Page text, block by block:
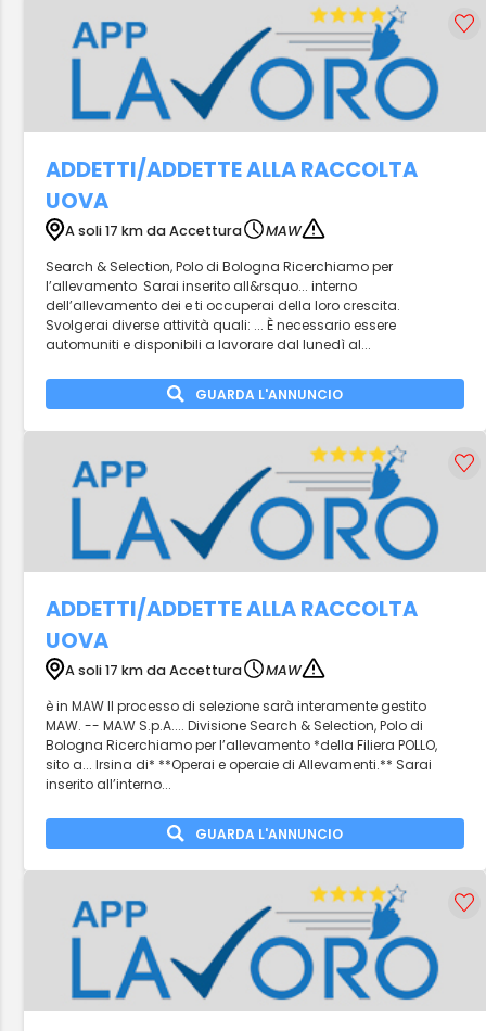
ADDETTI/ADDETTE ALLA RACCOLTA
UOVA
A soli 17 km da Accettura
MAW
Search & Selection, Polo di Bologna Ricerchiamo per
l’allevamento Sarai inserito all&rsquo... interno
dell’allevamento dei e ti occuperai della loro crescita.
Svolgerai diverse attività quali: ... È necessario essere
automuniti e disponibili a lavorare dal lunedì al...
GUARDA L'ANNUNCIO
ADDETTI/ADDETTE ALLA RACCOLTA
UOVA
A soli 17 km da Accettura
MAW
è in MAW Il processo di selezione sarà interamente gestito
MAW. -- MAW S.p.A.... Divisione Search & Selection, Polo di
Bologna Ricerchiamo per l’allevamento *della Filiera POLLO,
sito a... Irsina di* **Operai e operaie di Allevamenti.** Sarai
inserito all’interno...
GUARDA L'ANNUNCIO